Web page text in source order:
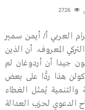
العربي أ/ أيمن سمير
المعروف، أن الذين
جيدا أن أردوغان لم
كولن هذا ردًّا على بعض
والتنمية يُمثل الغطاء
الدعوي لحزب العدالة